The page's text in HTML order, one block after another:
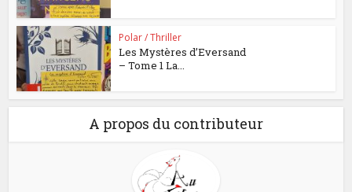
Polar / Thriller
Les Mystères d’Eversand
– Tome 1 La...
A propos du contributeur